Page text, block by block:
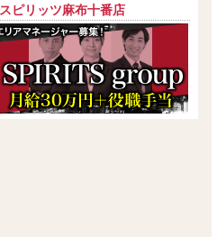
スピリッツ麻布十番店